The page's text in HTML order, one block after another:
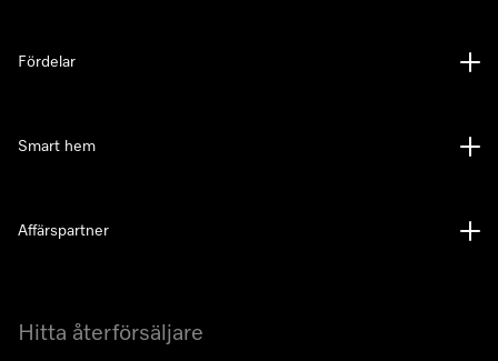
Hitta återförsäljare
Fördelar
Smart hem
Affärspartner